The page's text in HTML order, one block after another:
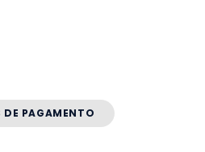
DE PAGAMENTO